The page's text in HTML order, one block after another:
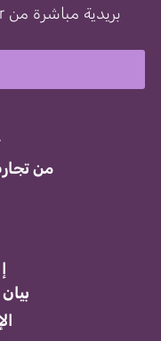
من
بريدية مباشرة من Zichir، مع مراعاة ما يلي